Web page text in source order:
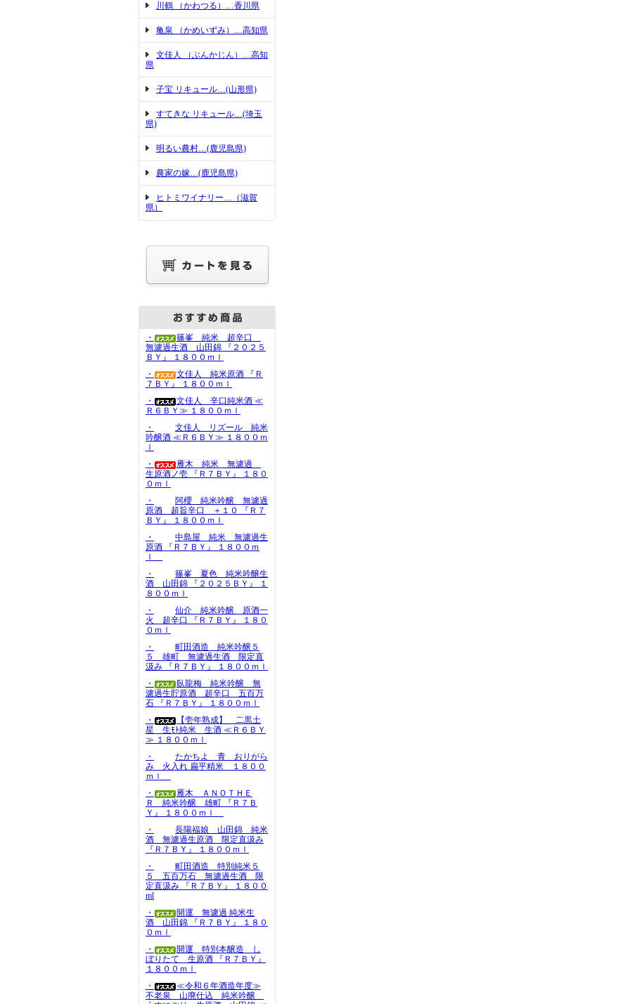
川鶴 （かわつる）…香川県
亀泉 （かめいずみ）…高知県
文佳人 （ぶんかじん）…高知
県
子宝 リキュール…(山形県)
すてきな リキュール…(埼玉
県)
明るい農村…(鹿児島県)
農家の嫁…(鹿児島県)
ヒトミワイナリー…（滋賀
県）
・
篠峯 純米 超辛口
無濾過生酒 山田錦 『２０２５
ＢＹ』 １８００ｍｌ
・
文佳人 純米原酒 『Ｒ
７ＢＹ』 １８００ｍｌ
・
文佳人 辛口純米酒 ≪
Ｒ６ＢＹ≫ １８００ｍｌ
・
文佳人 リズール 純米
吟醸酒 ≪Ｒ６ＢＹ≫ １８００ｍ
ｌ
・
雁木 純米 無濾過
生原酒ノ壱 『Ｒ７ＢＹ』 １８０
０ｍｌ
・
阿櫻 純米吟醸 無濾過
原酒 超旨辛口 ＋１０ 『Ｒ７
ＢＹ』 １８００ｍｌ
・
中島屋 純米 無濾過生
原酒 『Ｒ７ＢＹ』 １８００ｍ
ｌ
・
篠峯 夏色 純米吟醸生
酒 山田錦 『２０２５ＢＹ』 １
８００ｍｌ
・
仙介 純米吟醸 原酒一
火 超辛口 『Ｒ７ＢＹ』 １８０
０ｍｌ
・
町田酒造 純米吟醸５
５ 雄町 無濾過生酒 限定直
汲み 『Ｒ７ＢＹ』 １８００ｍｌ
・
臥龍梅 純米吟醸 無
濾過生貯原酒 超辛口 五百万
石 『Ｒ７ＢＹ』 １８００ｍｌ
・
【壱年熟成】 二黒土
星 生ﾓﾄ純米 生酒 ≪Ｒ６ＢＹ
≫ １８００ｍｌ
・
たかちよ 青 おりがら
み 火入れ 扁平精米 １８００
ｍｌ
・
雁木 ＡＮＯＴＨＥ
Ｒ 純米吟醸 雄町 『Ｒ７Ｂ
Ｙ』 １８００ｍｌ
・
長陽福娘 山田錦 純米
酒 無濾過生原酒 限定直汲み
『Ｒ７ＢＹ』 １８００ｍｌ
・
町田酒造 特別純米５
５ 五百万石 無濾過生酒 限
定直汲み 『Ｒ７ＢＹ』 １８００
ml
・
開運 無濾過 純米生
酒 山田錦 『Ｒ７ＢＹ』 １８０
０ｍｌ
・
開運 特別本醸造 し
ぼりたて 生原酒 『Ｒ７ＢＹ』
１８００ｍｌ
・
≪令和６年酒造年度≫
不老泉 山廃仕込 純米吟醸